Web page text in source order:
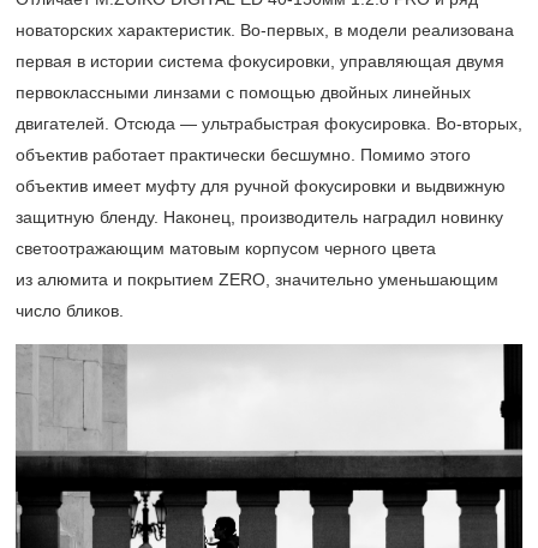
новаторских характеристик. Во-первых, в модели реализована
первая в истории система фокусировки, управляющая двумя
первоклассными линзами с помощью двойных линейных
двигателей. Отсюда — ультрабыстрая фокусировка. Во-вторых,
объектив работает практически бесшумно. Помимо этого
объектив имеет муфту для ручной фокусировки и выдвижную
защитную бленду. Наконец, производитель наградил новинку
светоотражающим матовым корпусом черного цвета
из алюмита и покрытием ZERO, значительно уменьшающим
число бликов.